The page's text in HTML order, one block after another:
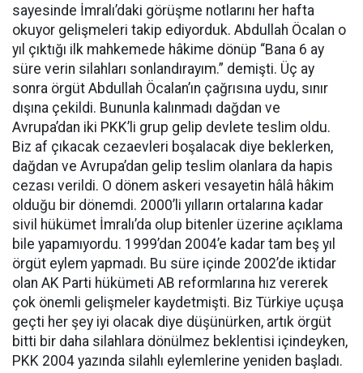
sayesinde İmralı’daki görüşme notlarını her hafta
okuyor gelişmeleri takip ediyorduk. Abdullah Öcalan o
yıl çıktığı ilk mahkemede hâkime dönüp “Bana 6 ay
süre verin silahları sonlandırayım.” demişti. Üç ay
sonra örgüt Abdullah Öcalan’ın çağrısına uydu, sınır
dışına çekildi. Bununla kalınmadı dağdan ve
Avrupa’dan iki PKK’li grup gelip devlete teslim oldu.
Biz af çıkacak cezaevleri boşalacak diye beklerken,
dağdan ve Avrupa’dan gelip teslim olanlara da hapis
cezası verildi. O dönem askeri vesayetin hâlâ hâkim
olduğu bir dönemdi. 2000’li yılların ortalarına kadar
sivil hükümet İmralı’da olup bitenler üzerine açıklama
bile yapamıyordu. 1999’dan 2004’e kadar tam beş yıl
örgüt eylem yapmadı. Bu süre içinde 2002’de iktidar
olan AK Parti hükümeti AB reformlarına hız vererek
çok önemli gelişmeler kaydetmişti. Biz Türkiye uçuşa
geçti her şey iyi olacak diye düşünürken, artık örgüt
bitti bir daha silahlara dönülmez beklentisi içindeyken,
PKK 2004 yazında silahlı eylemlerine yeniden başladı.